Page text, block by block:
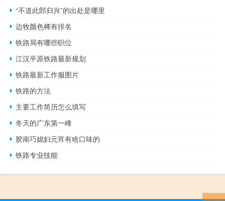
“不道此郎归兴”的出处是哪里
边牧颜色稀有排名
铁路局有哪些职位
江汉平原铁路最新规划
铁路最新工作服图片
铁路的方法
主要工作简历怎么填写
冬天的广东第一峰
胶南巧媳妇元宵有啥口味的
铁路专业技能